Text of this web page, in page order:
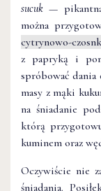
sucuk —
można
cytrynowo-
z papryką i
spróbować dania
masy z mąki
na śniadanie
którą
kuminem oraz
Oczywiście nie
śniadania.